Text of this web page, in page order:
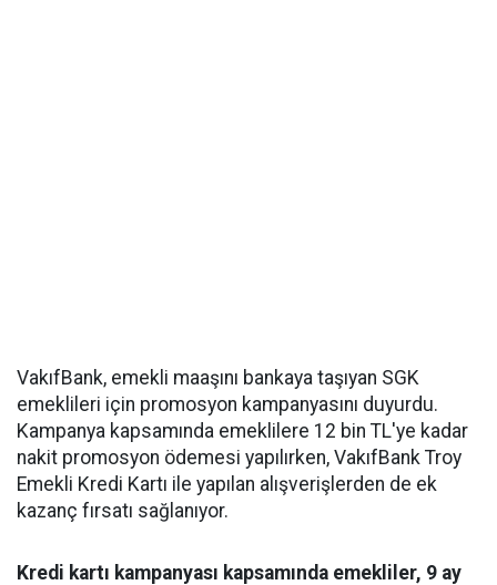
VakıfBank, emekli maaşını bankaya taşıyan SGK
emeklileri için promosyon kampanyasını duyurdu.
Kampanya kapsamında emeklilere 12 bin TL'ye kadar
nakit promosyon ödemesi yapılırken, VakıfBank Troy
Emekli Kredi Kartı ile yapılan alışverişlerden de ek
kazanç fırsatı sağlanıyor.
Kredi kartı kampanyası kapsamında emekliler, 9 ay